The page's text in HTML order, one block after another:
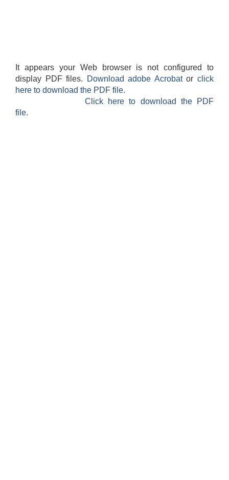
It appears your Web browser is not configured to
display PDF files.
Download adobe Acrobatorclick
here to download the PDF file.
Click here to download the PDF
file.